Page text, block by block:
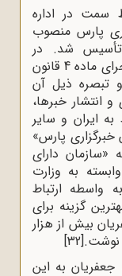
آبان 1355 با حفظ سمت در اداره
پارس منصوب
شد. این خبرگزاری در سال 1354 تأسیس شد. در
اساسنامه سازمان مزبور آمده بود: «در اجرای ماده 4 قانون
تبصره ذیل آن
گردآوری و انتشار خبرها،‌
ایران و سایر
پارس»
«سازمان دارای
به وزارت
به واسطه ارتباط
گزینه برای
بیش از هزار
نوشت.[32]
1356 در تبریز، جعفریان به این